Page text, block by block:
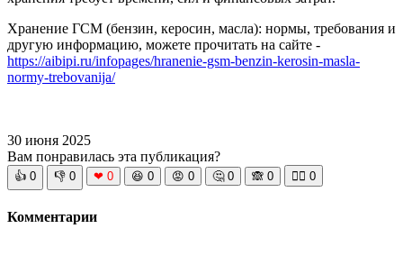
Хранение ГСМ (бензин, керосин, масла): нормы, требования и
другую информацию, можете прочитать на сайте -
https://aibipi.ru/infopages/hranenie-gsm-benzin-kerosin-masla-
normy-trebovanija/
30 июня 2025
Вам понравилась эта публикация?
👍 0 👎 0 ❤ 0 😆 0 😡 0 🤔 0 🙈 0 🧘‍♀️ 0
Комментарии